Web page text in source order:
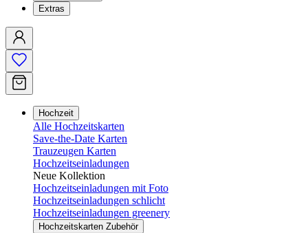
Extras
Hochzeit
Alle Hochzeitskarten
Save-the-Date Karten
Trauzeugen Karten
Hochzeitseinladungen
Neue Kollektion
Hochzeitseinladungen mit Foto
Hochzeitseinladungen schlicht
Hochzeitseinladungen greenery
Hochzeitskarten Zubehör